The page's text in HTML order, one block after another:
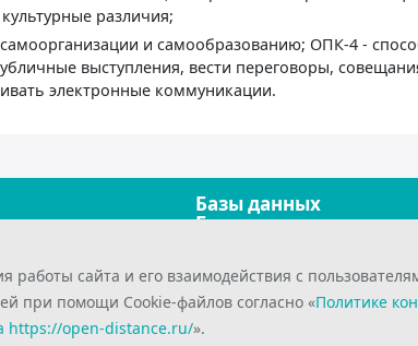
различия;
и самообразованию; ОПК-4 -
выступления, вести переговоры,
электронные коммуникации.
Базы данных
Безопасность
Инновационный
Интернет-технологии
Информационные
работы сайта и его взаимодействия с
при помощи Cookie-файлов согласно «Политике
https://open-distance.ru/».